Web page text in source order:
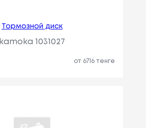
Тормозной диск
kamoka 1031027
от 6716 тенге